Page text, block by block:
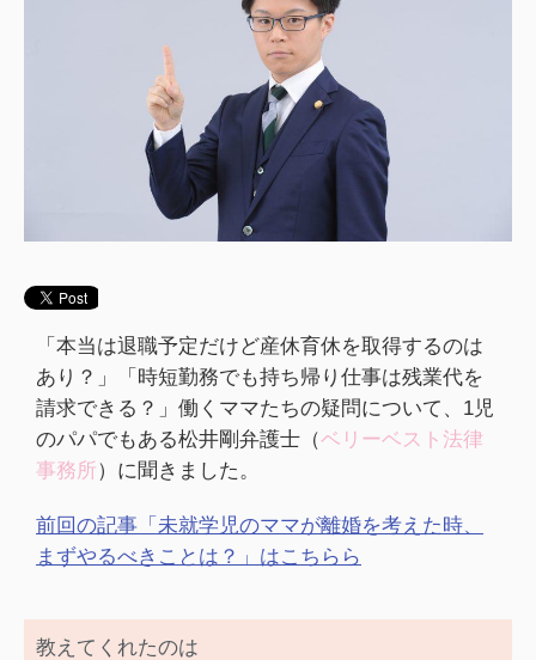
「本当は退職予定だけど産休育休を取得するのは
あり？」「時短勤務でも持ち帰り仕事は残業代を
請求できる？」働くママたちの疑問について、1児
のパパでもある松井剛弁護士（ベリーベスト法律
事務所）に聞きました。
前回の記事「未就学児のママが離婚を考えた時、
まずやるべきことは？」はこちらら
教えてくれたのは